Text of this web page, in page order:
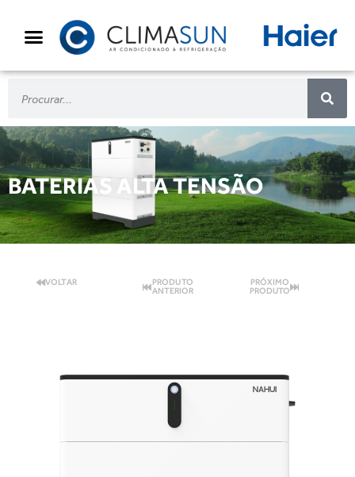
BATERIAS ALTA TENSÃO
VOLTAR
PRODUTO
ANTERIOR
PRÓXIMO
PRODUTO